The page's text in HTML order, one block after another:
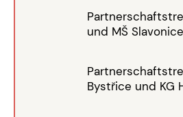
und MŠ Slavonice
Bystřice und KG